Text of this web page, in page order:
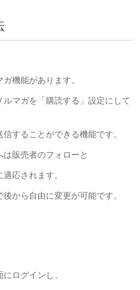
機能があります。
マガを「購読する」設定にして
することができる機能です。
販売者のフォローと
応されます。
から自由に変更が可能です。
ログインし、